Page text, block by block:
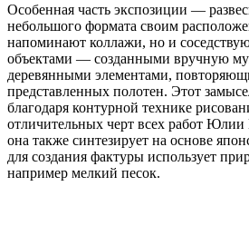
Особенная часть экспозиции —
небольшого формата своим
напоминают коллажи, но и
объектами — созданными вручную
деревянными элементами,
представленных полотен. Этот
благодаря контурной технике
отличительных черт всех работ
она также синтезирует на основе
для создания фактуры использует
например мелкий песок.